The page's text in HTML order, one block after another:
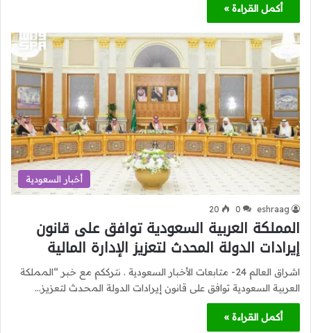
أكمل القراءة »
أخبار السعودية
eshraag
0
20
المملكة العربية السعودية توافق على قانون
إيرادات الدولة المحدث لتعزيز الإدارة المالية
اشراق العالم 24- متابعات الأخبار السعودية . نترككم مع خبر “المملكة
العربية السعودية توافق على قانون إيرادات الدولة المحدث لتعزيز…
أكمل القراءة »